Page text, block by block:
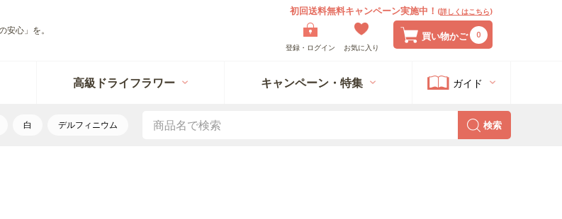
心」を。
登録・ログイン お気に入り
初回送料無料キャンペーン実施中！ (詳しくはこちら)
買い物かご 0
高級ドライフラワー キャンペーン・特集 ガイド
白 デルフィニウム 検索